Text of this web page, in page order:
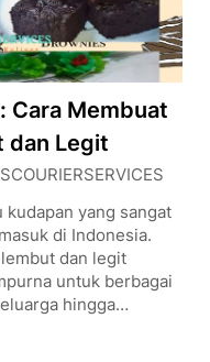
Cara Membuat
dan Legit
yang sangat
di Indonesia.
dan legit
untuk berbagai
hingga…